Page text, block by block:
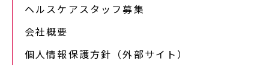
ヘルスケアスタッフ募集
会社概要
個人情報保護方針（外部サイト）